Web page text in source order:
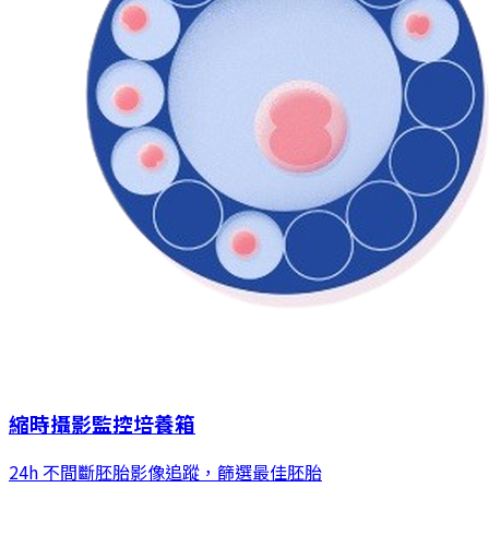
縮時攝影監控培養箱
24h 不間斷胚胎影像追蹤，篩選最佳胚胎